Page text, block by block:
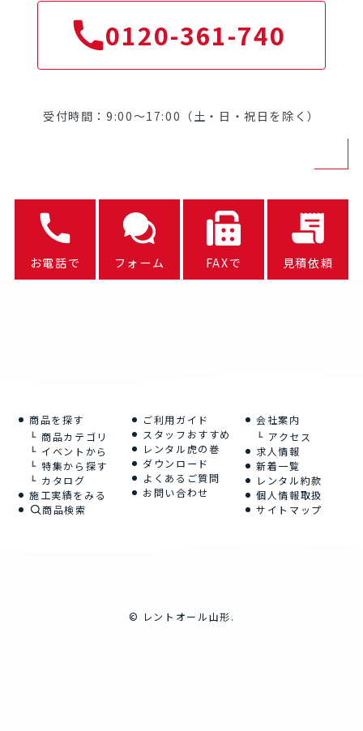
0120-361-740
受付時間：9:00～17:00（土・日・祝日を除く）
お電話で フォーム FAXで 見積依頼
商品を探す
商品カテゴリ
イベントから
特集から探す
カタログ
施工実績をみる
商品検索
ご利用ガイド
スタッフおすすめ
レンタル虎の巻
ダウンロード
よくあるご質問
お問い合わせ
会社案内
アクセス
求人情報
新着一覧
レンタル約款
個人情報取扱
サイトマップ
© レントオール山形.